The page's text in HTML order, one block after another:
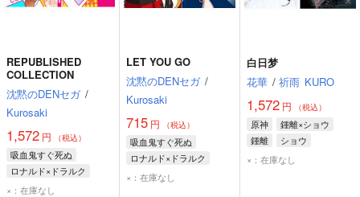
REPUBLISHED
COLLECTION
沈黙のDENセガ /
Kurosaki
1,572 円 （税込）
吸血鬼すぐ死ぬ
ロナルド×ドラルク
ロナルド
×：在庫なし
LET YOU GO
沈黙のDENセガ /
Kurosaki
715 円 （税込）
吸血鬼すぐ死ぬ
ロナルド×ドラルク
ロナルド
×：在庫なし
白日梦
花華 / 祈雨 KURO
1,572円 （税込）
原神
鍾離×ショウ
鍾離
ショウ
×：在庫なし